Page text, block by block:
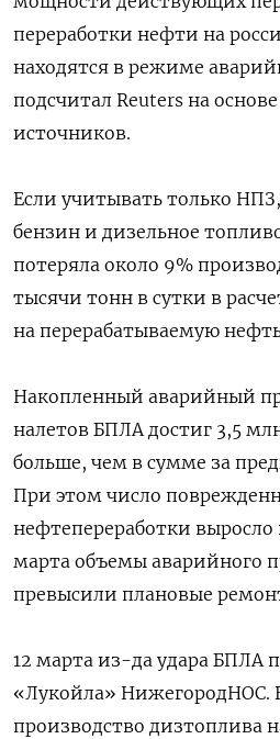
переработки нефти на
находятся в режиме
подсчитал Reuters на
источников.
Если учитывать только
бензин и дизельное
потеряла около 9%
тысячи тонн в сутки в
на перерабатываемую
Накопленный аварийный
налетов БПЛА достиг 3,5
больше, чем в сумме за
При этом число
нефтепереработки выросло
марта объемы аварийного
превысили плановые
12 марта из-да удара БПЛА
«Лукойла» НижегородНОС.
производство дизтоплива